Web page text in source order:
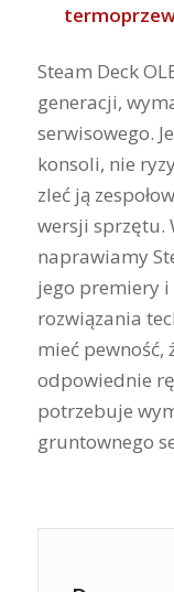
Steam Deck
generacji,
serwisowego.
konsoli, nie
zleć ją
wersji sprzętu.
naprawiamy
jego premiery
rozwiązania
mieć pewność,
odpowiednie
potrzebuje
gruntownego